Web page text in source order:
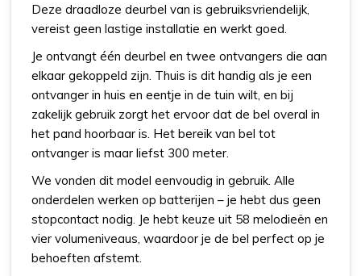
Deze draadloze deurbel van is gebruiksvriendelijk,
vereist geen lastige installatie en werkt goed.
Je ontvangt één deurbel en twee ontvangers die aan
elkaar gekoppeld zijn. Thuis is dit handig als je een
ontvanger in huis en eentje in de tuin wilt, en bij
zakelijk gebruik zorgt het ervoor dat de bel overal in
het pand hoorbaar is. Het bereik van bel tot
ontvanger is maar liefst 300 meter.
We vonden dit model eenvoudig in gebruik. Alle
onderdelen werken op batterijen – je hebt dus geen
stopcontact nodig. Je hebt keuze uit 58 melodieën en
vier volumeniveaus, waardoor je de bel perfect op je
behoeften afstemt.